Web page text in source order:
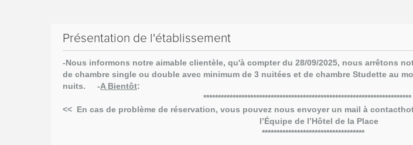
Présentation de l'établissement
-Nous informons notre aimable clientèle, qu'à compter du 28/09/2025, nous arrêtons
de chambre single ou double avec minimum de 3 nuitées et de chambre Studette au
nuits. -A Bientôt:
***********************************************************************
<< En cas de problème de réservation, vous pouvez nous envoyer un mail à
l’Équipe de l’Hôtel de la Place
***********************************